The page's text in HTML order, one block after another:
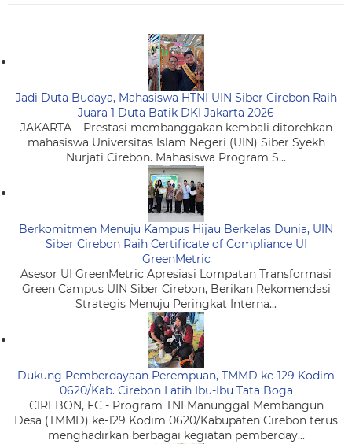
Jadi Duta Budaya, Mahasiswa HTNI UIN Siber Cirebon Raih
Juara 1 Duta Batik DKI Jakarta 2026
JAKARTA – Prestasi membanggakan kembali ditorehkan
mahasiswa Universitas Islam Negeri (UIN) Siber Syekh
Nurjati Cirebon. Mahasiswa Program S...
Berkomitmen Menuju Kampus Hijau Berkelas Dunia, UIN
Siber Cirebon Raih Certificate of Compliance UI
GreenMetric
Asesor UI GreenMetric Apresiasi Lompatan Transformasi
Green Campus UIN Siber Cirebon, Berikan Rekomendasi
Strategis Menuju Peringkat Interna...
Dukung Pemberdayaan Perempuan, TMMD ke-129 Kodim
0620/Kab. Cirebon Latih Ibu-Ibu Tata Boga
CIREBON, FC - Program TNI Manunggal Membangun
Desa (TMMD) ke-129 Kodim 0620/Kabupaten Cirebon terus
menghadirkan berbagai kegiatan pemberday...